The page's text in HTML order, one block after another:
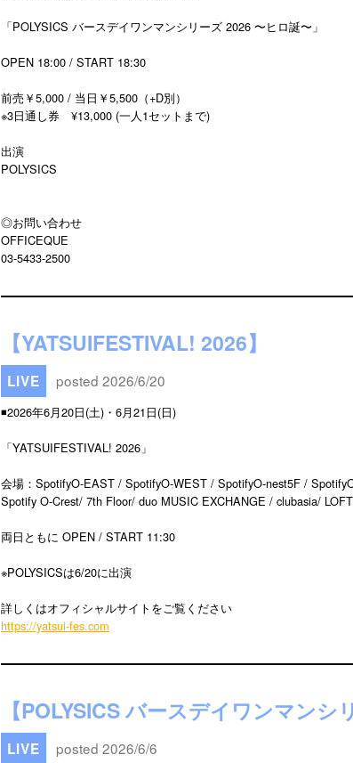
「POLYSICS バースデイワンマンシリーズ 2026 〜ヒロ誕〜」
OPEN 18:00 / START 18:30
前売￥5,000 / 当日￥5,500（+D別）
※3日通し券 ¥13,000 (一人1セットまで)
出演
POLYSICS
◎お問い合わせ
OFFICEQUE
03-5433-2500
【YATSUIFESTIVAL! 2026】
LIVE posted 2026/6/20
◾️2026年6月20日(土)・6月21日(日)
「YATSUIFESTIVAL! 2026」
会場：SpotifyO-EAST / SpotifyO-WEST / SpotifyO-nest5F /
Spotify O-Crest/ 7th Floor/ duo MUSIC EXCHANGE / clubasia/
両日ともに OPEN / START 11:30
※POLYSICSは6/20に出演
詳しくはオフィシャルサイトをご覧ください
https://yatsui-fes.com
【POLYSICS バースデイワンマンシ
LIVE posted 2026/6/6